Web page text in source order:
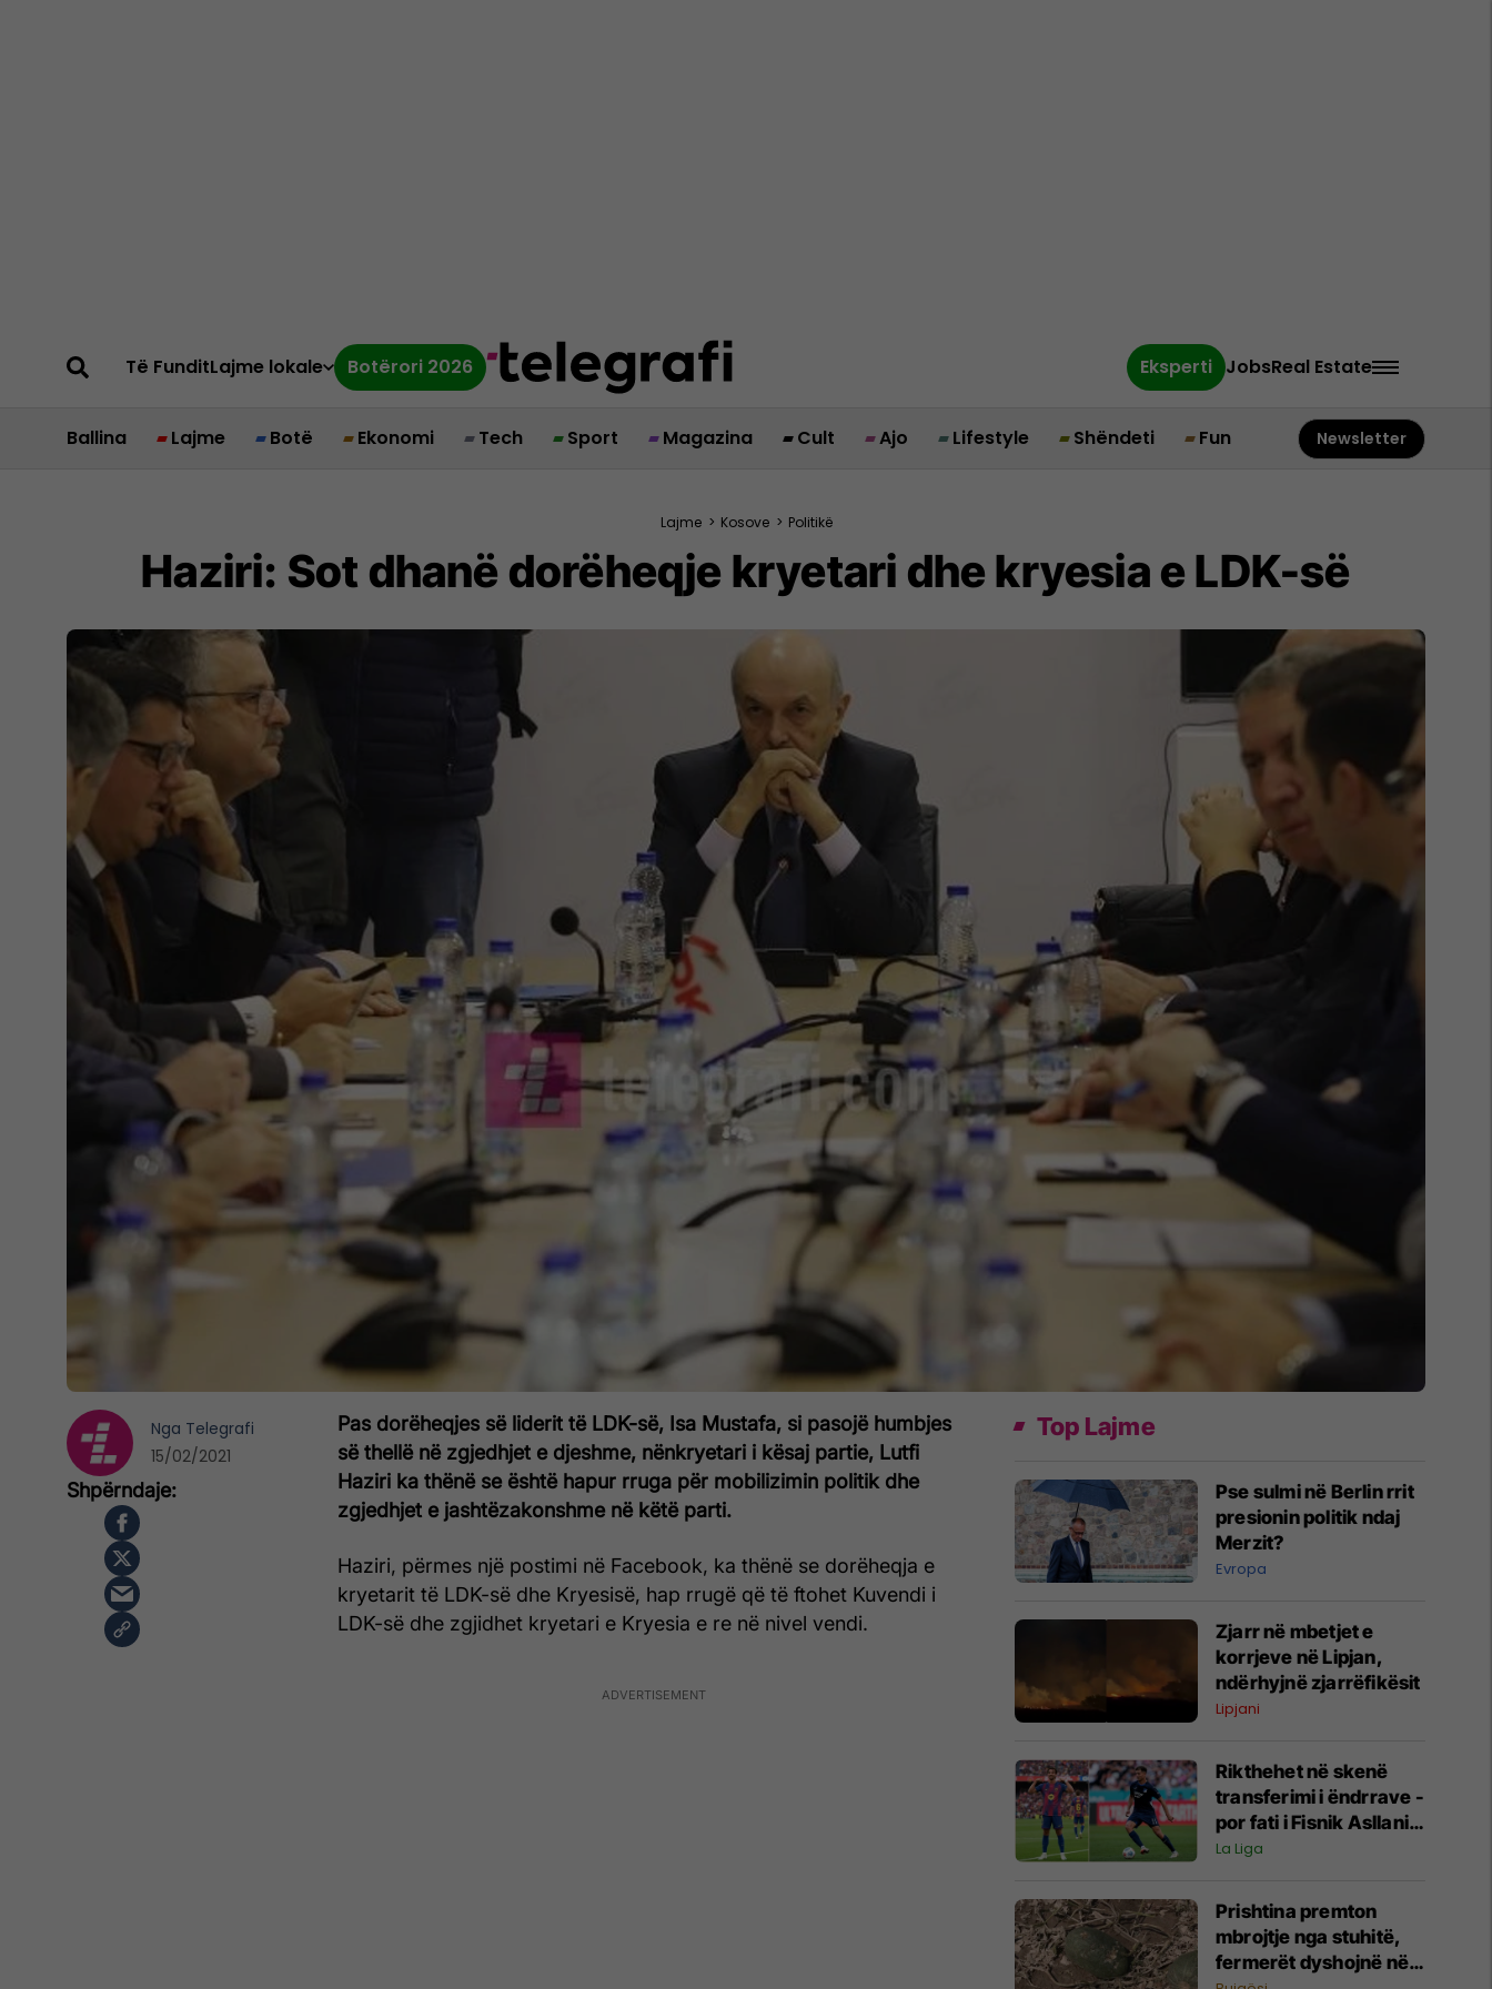
Të FunditLajme lokale Botërori 2026 Eksperti JobsReal Estate
Ballina Lajme Botë Ekonomi Tech Sport Magazina Cult Ajo Lifestyle Shëndeti Fun Newsletter
Lajme > Kosove > Politikë
Haziri: Sot dhanë dorëheqje kryetari dhe kryesia e LDK-së
Pas dorëheqjes së liderit të LDK-së, Isa Mustafa, si pasojë humbjes
së thellë në zgjedhjet e djeshme, nënkryetari i kësaj partie, Lutfi
Haziri ka thënë se është hapur rruga për mobilizimin politik dhe
zgjedhjet e jashtëzakonshme në këtë parti.
Haziri, përmes një postimi në Facebook, ka thënë se dorëheqja e
kryetarit të LDK-së dhe Kryesisë, hap rrugë që të ftohet Kuvendi i
LDK-së dhe zgjidhet kryetari e Kryesia e re në nivel vendi.
Nga Telegrafi
15/02/2021
Top Lajme
Pse sulmi në Berlin rrit
presionin politik ndaj
Merzit?
Evropa
Zjarr në mbetjet e
korrjeve në Lipjan,
ndërhyjnë zjarrëfikësit
Lipjani
Rikthehet në skenë
transferimi i ëndrrave -
por fati i Fisnik Asllanit
vazhdon të varet nga
La Liga
Prishtina premton
mbrojtje nga stuhitë,
fermerët dyshojnë në